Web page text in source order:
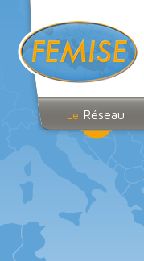
Le Réseau